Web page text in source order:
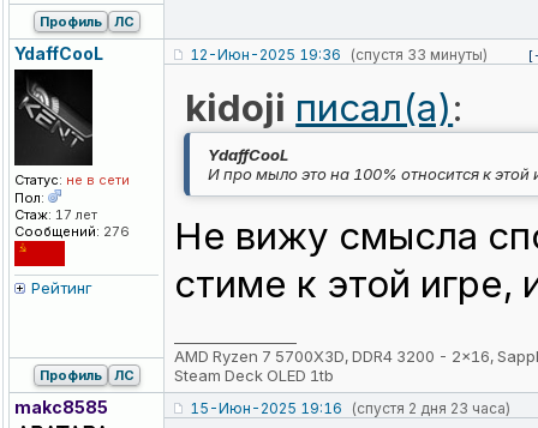
Профиль ЛС
YdaffCooL
Статус: не в сети
Пол:
Стаж: 17 лет
Сообщений: 276
Рейтинг
12-Июн-2025 19:36 (спустя 33 минуты)
kidoji писал(а):
YdaffCooL
И про мыло это на 100% относится к этой
Не вижу смысла
стиме к этой
AMD Ryzen 7 5700X3D, DDR4 3200 - 2x16,
Steam Deck OLED 1tb
Профиль ЛС
makc8585 15-Июн-2025 19:16 (спустя 2 дня 23 часа)